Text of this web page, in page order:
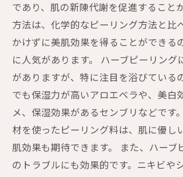
であり、肌の新陳代謝を促進すること
方法は、化学的なピーリング方法と比
かけずに美肌効果を得ることができる
に人気があります。 ハーブピーリング
がありますが、特に注目を浴びている
でも保湿力が高いアロエベラや、美白
メ、保湿効果があるセンブリなどです
材を使ったピーリング料は、肌に優し
肌効果も期待できます。 また、ハーブ
のトラブルにも効果的です。ニキビや